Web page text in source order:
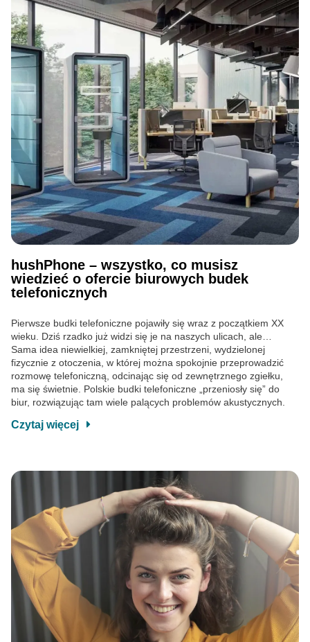
hushPhone – wszystko, co musisz
wiedzieć o ofercie biurowych budek
telefonicznych
Pierwsze budki telefoniczne pojawiły się wraz z początkiem XX
wieku. Dziś rzadko już widzi się je na naszych ulicach, ale…
Sama idea niewielkiej, zamkniętej przestrzeni, wydzielonej
fizycznie z otoczenia, w której można spokojnie przeprowadzić
rozmowę telefoniczną, odcinając się od zewnętrznego zgiełku,
ma się świetnie. Polskie budki telefoniczne „przeniosły się” do
biur, rozwiązując tam wiele palących problemów akustycznych.
Czytaj więcej